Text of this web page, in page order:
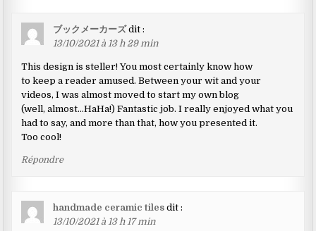
ブックメーカーズ dit :
13/10/2021 à 13 h 29 min
This design is steller! You most certainly know how
to keep a reader amused. Between your wit and your
videos, I was almost moved to start my own blog
(well, almost…HaHa!) Fantastic job. I really enjoyed what you
had to say, and more than that, how you presented it.
Too cool!
Répondre
handmade ceramic tiles dit :
13/10/2021 à 13 h 17 min